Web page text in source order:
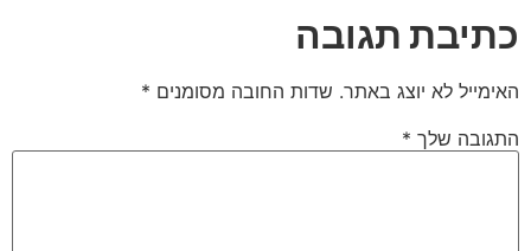
כתיבת תגובה
האימייל לא יוצג באתר. שדות החובה מסומנים *
התגובה שלך *